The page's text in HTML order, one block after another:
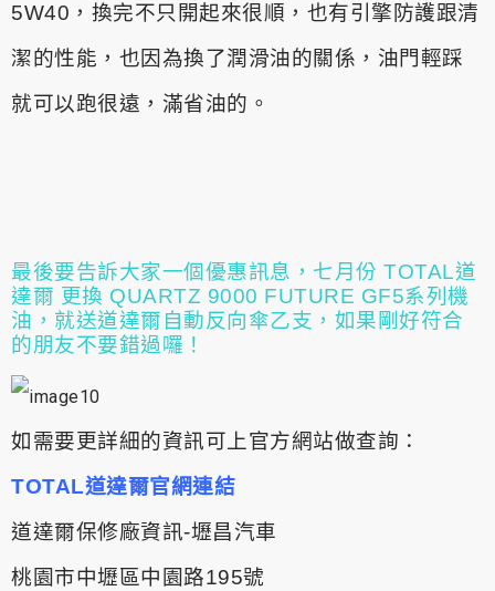
5W40，換完不只開起來很順，也有引擎防護跟清
潔的性能，也因為換了潤滑油的關係，油門輕踩
就可以跑很遠，滿省油的。
最後要告訴大家一個優惠訊息，七月份 TOTAL道
達爾 更換 QUARTZ 9000 FUTURE GF5系列機
油，就送道達爾自動反向傘乙支，如果剛好符合
的朋友不要錯過囉！
如需要更詳細的資訊可上官方網站做查詢：
TOTAL道達爾官網連結
道達爾保修廠資訊-壢昌汽車
桃園市中壢區中園路195號